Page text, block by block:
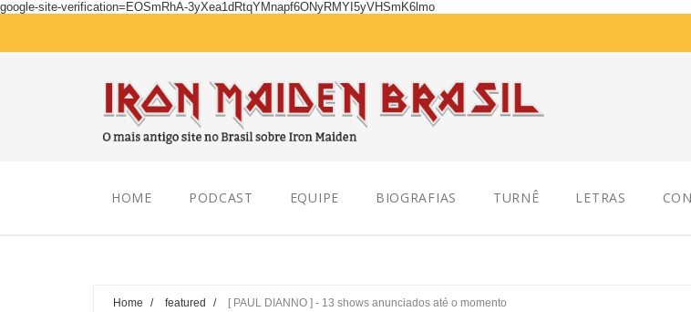
google-site-verification=EOSmRhA-3yXea1dRtqYMnapf6ONyRMYI5yVHSmK6lmo
HOME PODCAST EQUIPE BIOGRAFIAS TURNÊ LETRAS
Home / featured / [ PAUL DIANNO ] - 13 shows anunciados até o momento